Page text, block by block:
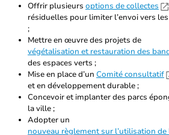
Offrir plusieurs options de collectes
résiduelles pour limiter l’envoi vers
;
Mettre en œuvre des projets de
végétalisation et restauration des
des espaces verts ;
Mise en place d’un Comité consultatif
et en développement durable ;
Concevoir et implanter des parcs
la ville ;
Adopter un
nouveau règlement sur l’utilisation de